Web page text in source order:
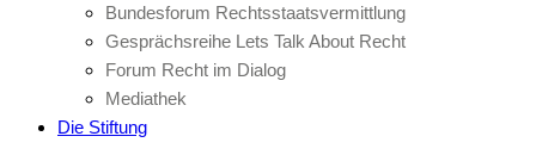
Bundesforum Rechtsstaatsvermittlung
Gesprächsreihe Lets Talk About Recht
Forum Recht im Dialog
Mediathek
Die Stiftung